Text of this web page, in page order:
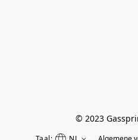
© 2023